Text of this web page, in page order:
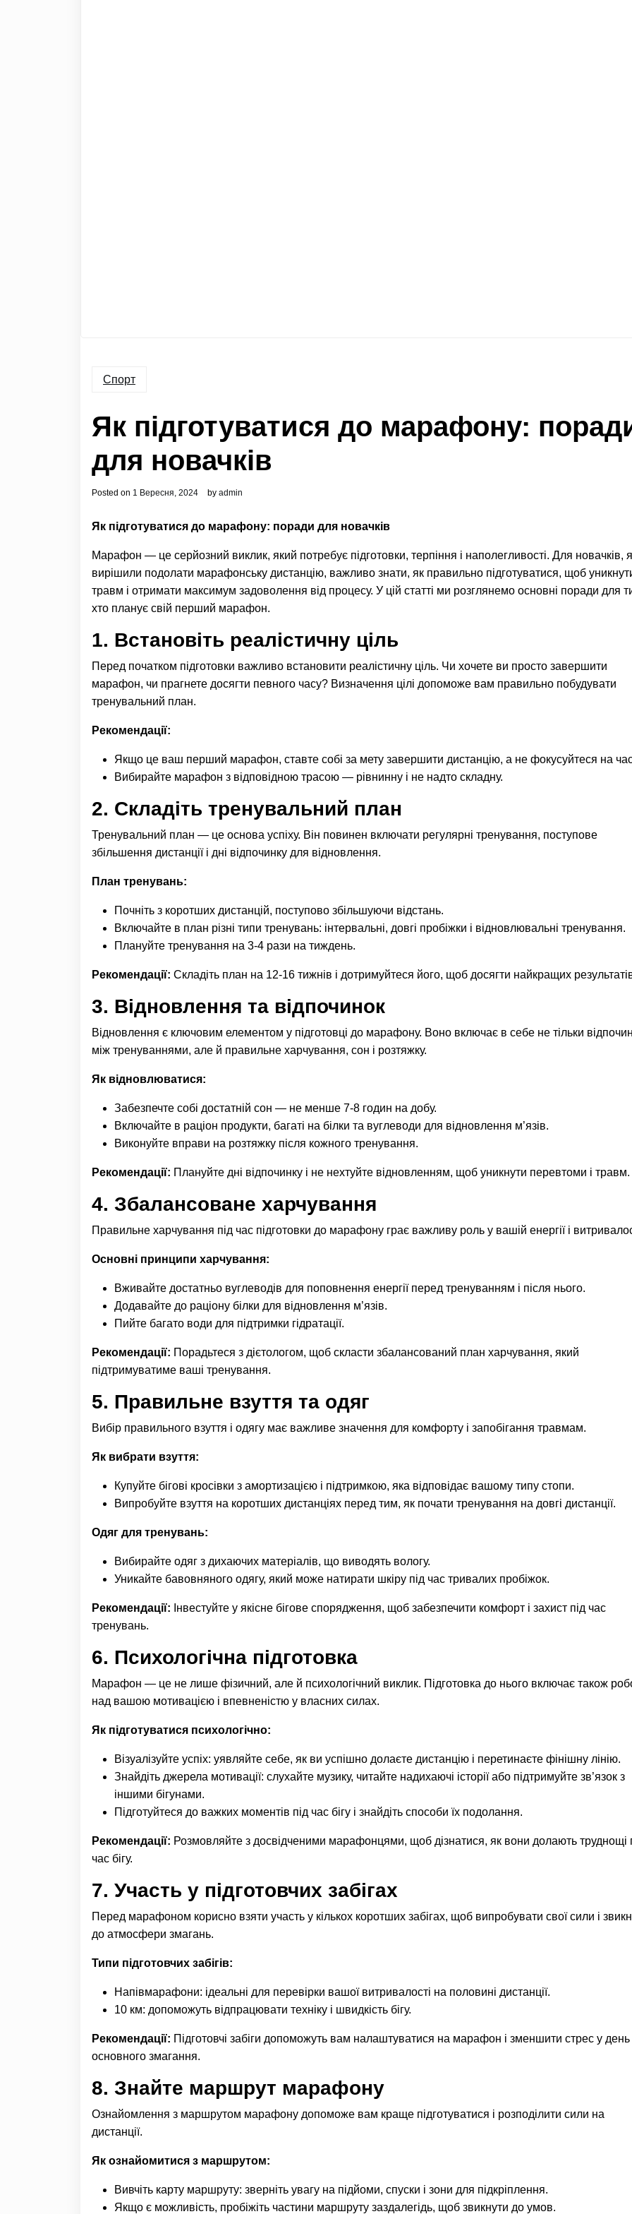
Спорт
Як підготуватися до марафону:
для новачків
Posted on 1 Вересня, 2024 by admin
Як підготуватися до марафону: поради для новачків
Марафон — це серйозний виклик, який потребує підготовки, терпіння і наполегливості. Для новачків,
вирішили подолати марафонську дистанцію, важливо знати, як правильно підготуватися, щоб
травм і отримати максимум задоволення від процесу. У цій статті ми розглянемо основні поради для
хто планує свій перший марафон.
1. Встановіть реалістичну ціль
Перед початком підготовки важливо встановити реалістичну ціль. Чи хочете ви просто завершити
марафон, чи прагнете досягти певного часу? Визначення цілі допоможе вам правильно побудувати
тренувальний план.
Рекомендації:
Якщо це ваш перший марафон, ставте собі за мету завершити дистанцію, а не фокусуйтеся на
Вибирайте марафон з відповідною трасою — рівнинну і не надто складну.
2. Складіть тренувальний план
Тренувальний план — це основа успіху. Він повинен включати регулярні тренування, поступове
збільшення дистанції і дні відпочинку для відновлення.
План тренувань:
Почніть з коротших дистанцій, поступово збільшуючи відстань.
Включайте в план різні типи тренувань: інтервальні, довгі пробіжки і відновлювальні тренування.
Плануйте тренування на 3-4 рази на тиждень.
Рекомендації: Складіть план на 12-16 тижнів і дотримуйтеся його, щоб досягти найкращих
3. Відновлення та відпочинок
Відновлення є ключовим елементом у підготовці до марафону. Воно включає в себе не тільки
між тренуваннями, але й правильне харчування, сон і розтяжку.
Як відновлюватися:
Забезпечте собі достатній сон — не менше 7-8 годин на добу.
Включайте в раціон продукти, багаті на білки та вуглеводи для відновлення м’язів.
Виконуйте вправи на розтяжку після кожного тренування.
Рекомендації: Плануйте дні відпочинку і не нехтуйте відновленням, щоб уникнути перевтоми і травм.
4. Збалансоване харчування
Правильне харчування під час підготовки до марафону грає важливу роль у вашій енергії і
Основні принципи харчування:
Вживайте достатньо вуглеводів для поповнення енергії перед тренуванням і після нього.
Додавайте до раціону білки для відновлення м’язів.
Пийте багато води для підтримки гідратації.
Рекомендації: Порадьтеся з дієтологом, щоб скласти збалансований план харчування, який
підтримуватиме ваші тренування.
5. Правильне взуття та одяг
Вибір правильного взуття і одягу має важливе значення для комфорту і запобігання травмам.
Як вибрати взуття:
Купуйте бігові кросівки з амортизацією і підтримкою, яка відповідає вашому типу стопи.
Випробуйте взуття на коротших дистанціях перед тим, як почати тренування на довгі дистанції.
Одяг для тренувань:
Вибирайте одяг з дихаючих матеріалів, що виводять вологу.
Уникайте бавовняного одягу, який може натирати шкіру під час тривалих пробіжок.
Рекомендації: Інвестуйте у якісне бігове спорядження, щоб забезпечити комфорт і захист під час
тренувань.
6. Психологічна підготовка
Марафон — це не лише фізичний, але й психологічний виклик. Підготовка до нього включає також
над вашою мотивацією і впевненістю у власних силах.
Як підготуватися психологічно:
Візуалізуйте успіх: уявляйте себе, як ви успішно долаєте дистанцію і перетинаєте фінішну лінію.
Знайдіть джерела мотивації: слухайте музику, читайте надихаючі історії або підтримуйте зв’язок з
іншими бігунами.
Підготуйтеся до важких моментів під час бігу і знайдіть способи їх подолання.
Рекомендації: Розмовляйте з досвідченими марафонцями, щоб дізнатися, як вони долають труднощі
час бігу.
7. Участь у підготовчих забігах
Перед марафоном корисно взяти участь у кількох коротших забігах, щоб випробувати свої сили і
до атмосфери змагань.
Типи підготовчих забігів:
Напівмарафони: ідеальні для перевірки вашої витривалості на половині дистанції.
10 км: допоможуть відпрацювати техніку і швидкість бігу.
Рекомендації: Підготовчі забіги допоможуть вам налаштуватися на марафон і зменшити стрес у день
основного змагання.
8. Знайте маршрут марафону
Ознайомлення з маршрутом марафону допоможе вам краще підготуватися і розподілити сили на
дистанції.
Як ознайомитися з маршрутом:
Вивчіть карту маршруту: зверніть увагу на підйоми, спуски і зони для підкріплення.
Якщо є можливість, пробіжіть частини маршруту заздалегідь, щоб звикнути до умов.